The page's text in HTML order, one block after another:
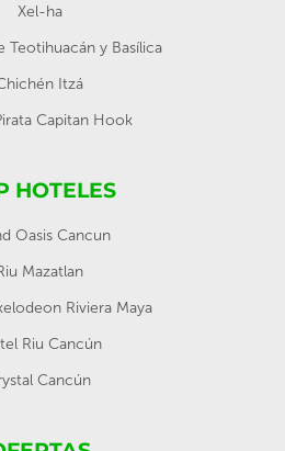
Xel-ha
Teotihuacán y Basílica
Itzá
Capitan Hook
HOTELES
Oasis Cancun
Mazatlan
Riviera Maya
Riu Cancún
Cancún